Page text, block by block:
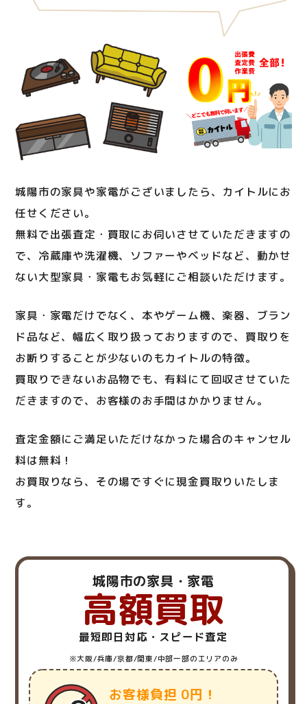
城陽市の家具や家電がございましたら、カイトルにお
任せください。
無料で出張査定・買取にお伺いさせていただきますの
で、冷蔵庫や洗濯機、ソファーやベッドなど、動かせ
ない大型家具・家電もお気軽にご相談いただけます。
家具・家電だけでなく、本やゲーム機、楽器、ブラン
ド品など、幅広く取り扱っておりますので、買取りを
お断りすることが少ないのもカイトルの特徴。
買取りできないお品物でも、有料にて回収させていた
だきますので、お客様のお手間はかかりません。
査定金額にご満足いただけなかった場合のキャンセル
料は無料！
お買取りなら、その場ですぐに現金買取りいたしま
す。
城陽市の家具・家電
高額買取
最短即日対応・スピード査定
※大阪/兵庫/京都/関東/中部一部のエリアのみ
お客様負担 0円！